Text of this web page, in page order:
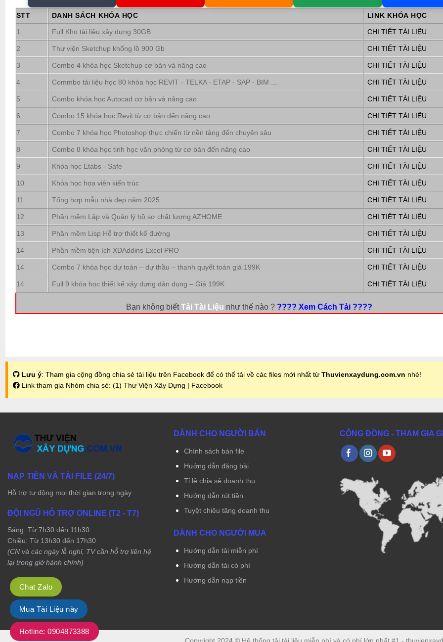
STT DANH SÁCH KHÓA HỌC LINK KHÓA HỌC
1 Full Kho tài liệu xây dựng 30GB CHI TIẾT TÀI LIỆU
2 Thư viện Sketchup khổng lồ 900 Gb CHI TIẾT TÀI LIỆU
3 Combo 4 khóa học Sketchup cơ bản và nâng cao CHI TIẾT TÀI LIỆU
4 Commbo tài liệu học 80 khóa học REVIT - TELKA - ETAP - SAP - BIM ... CHI TIẾT TÀI LIỆU
5 Combo khóa học Autocad cơ bản và nâng cao CHI TIẾT TÀI LIỆU
6 Combo 15 khóa học Revit từ cơ bản đến nâng cao CHI TIẾT TÀI LIỆU
7 Combo 7 khóa học Photoshop thực chiến từ nền tảng đến chuyên sâu CHI TIẾT TÀI LIỆU
8 Combo 8 khóa học tinh học văn phòng từ cơ bản đến nâng cao CHI TIẾT TÀI LIỆU
9 Khóa học Etabs - Safe CHI TIẾT TÀI LIỆU
10 Khóa học họa viên kiến trúc CHI TIẾT TÀI LIỆU
11 Tổng hợp mẫu nhà đẹp năm 2025 CHI TIẾT TÀI LIỆU
12 Phần mềm Lập và Quản lý hồ sơ chất lượng AZHOME CHI TIẾT TÀI LIỆU
13 Phần mềm Lisp Hỗ trợ thiết kế đường CHI TIẾT TÀI LIỆU
14 Phần mềm tiện ích XDAddins Excel PRO CHI TIẾT TÀI LIỆU
14 Combo 7 khóa học dự toán – dự thầu – thanh quyết toán giá 199K CHI TIẾT TÀI LIỆU
14 Full 9 khóa học thiết kế xây dựng dân dụng – Giá 199K CHI TIẾT TÀI LIỆU
Bạn không biếtTải Tài Liệu như thế nào ? ???? Xem Cách Tải ????
Lưu ý: Tham gia cộng đồng chia sẻ tài liệu trên Facebook để có thể tải về các files mới nhất từ Thuvienxaydung.com.vn nhé!
Link tham gia Nhóm chia sẻ: (1) Thư Viện Xây Dựng | Facebook
NẠP TIỀN VÀ TẢI FILE (24/7)
Hỗ trợ tự động mọi thời gian trong ngày
ĐỘI NGŨ HỖ TRỢ ONLINE (T2 - T7)
Sáng: Từ 7h30 đến 11h30
Chiều: Từ 13h30 đến 17h30
(CN và các ngày lễ nghỉ, TV cần hỗ trợ liên hệ
lại trong giờ hành chính)
DÀNH CHO NGƯỜI BÁN
Chính sách bán file
Hướng dẫn đăng bài
Tỉ lệ chia sẻ doanh thu
Hướng dẫn rút tiền
Tuyệt chiêu tăng doanh thu
DÀNH CHO NGƯỜI MUA
Hướng dẫn tải miễn phí
Hướng dẫn tải có phí
Hướng dẫn nạp tiền
CỘNG ĐỒNG - THAM GIA
Chat Zalo
Mua Tài Liệu này
Hotline: 0904873388